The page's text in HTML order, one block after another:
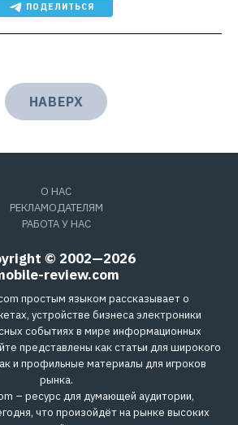
ПОДЕЛИТЬСЯ
НАВЕРХ
О НАС
РЕКЛАМОДАТЕЛЯМ
РАБОТА У НАС
© 2002—2026
review.com
простым языком рассказывает о
устройстве бизнеса электроники
событиях в мире информационных
представлены как статьи для широкого
и профильные материалы для игроков
рынка.
– ресурс для думающей аудитории,
что произойдёт на рынке высоких